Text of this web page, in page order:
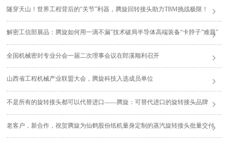
隧穿天山！世界工程背后的“关节”利器，腾旋回转接头助力TBM挑战极限！
解密工信部展品：腾旋如何用一滴不漏"技术破局半导体高端装备“卡脖子”难题"
全国机械密封专业分会一届二次理事会议在郎溪顺利召开
山西省工程机械产业联盟大会，腾旋科技入选成员单位
不是所有的旋转接头都可以代替进口——腾旋：可替代进口的旋转接头品牌
老客户，新合作，祝贺腾旋为仙鹤股份纸机量身定制的蒸汽旋转接头批量交付